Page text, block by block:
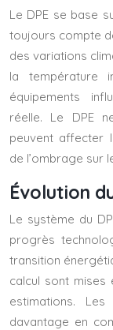
Le DPE se base
toujours compte
des variations
la température
équipements
réelle. Le DPE
peuvent affecter
de l’ombrage sur
Évolution
Le système du
progrès
transition
calcul sont
estimations.
davantage en